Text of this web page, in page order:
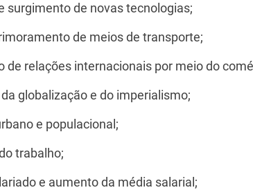
surgimento de novas tecnologias;
de meios de transporte;
de relações internacionais por meio do
globalização e do imperialismo;
e populacional;
trabalho;
e aumento da média salarial;